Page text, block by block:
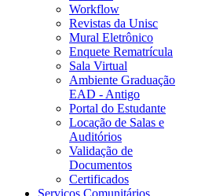
Workflow
Revistas da Unisc
Mural Eletrônico
Enquete Rematrícula
Sala Virtual
Ambiente Graduação
EAD - Antigo
Portal do Estudante
Locação de Salas e
Auditórios
Validação de
Documentos
Certificados
Serviços Comunitários